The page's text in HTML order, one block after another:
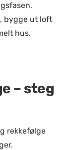
bygge ut loft
hus.
– steg
rekkefølge